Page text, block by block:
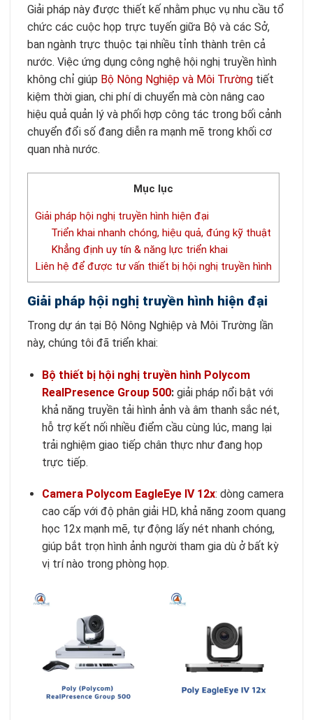
Giải pháp này được thiết kế nhằm phục vụ nhu cầu tổ
chức các cuộc họp trực tuyến giữa Bộ và các Sở,
ban ngành trực thuộc tại nhiều tỉnh thành trên cả
nước. Việc ứng dụng công nghệ hội nghị truyền hình
không chỉ giúp Bộ Nông Nghiệp và Môi Trường tiết
kiệm thời gian, chi phí di chuyển mà còn nâng cao
hiệu quả quản lý và phối hợp công tác trong bối cảnh
chuyển đổi số đang diễn ra mạnh mẽ trong khối cơ
quan nhà nước.
Mục lục
Giải pháp hội nghị truyền hình hiện đại
Triển khai nhanh chóng, hiệu quả, đúng kỹ thuật
Khẳng định uy tín & năng lực triển khai
Liên hệ để được tư vấn thiết bị hội nghị truyền hình
Giải pháp hội nghị truyền hình hiện đại
Trong dự án tại Bộ Nông Nghiệp và Môi Trường lần
này, chúng tôi đã triển khai:
Bộ thiết bị hội nghị truyền hình Polycom
RealPresence Group 500: giải pháp nổi bật với
khả năng truyền tải hình ảnh và âm thanh sắc nét,
hỗ trợ kết nối nhiều điểm cầu cùng lúc, mang lại
trải nghiệm giao tiếp chân thực như đang họp
trực tiếp.
Camera Polycom EagleEye IV 12x: dòng camera
cao cấp với độ phân giải HD, khả năng zoom quang
học 12x mạnh mẽ, tự động lấy nét nhanh chóng,
giúp bắt trọn hình ảnh người tham gia dù ở bất kỳ
vị trí nào trong phòng họp.